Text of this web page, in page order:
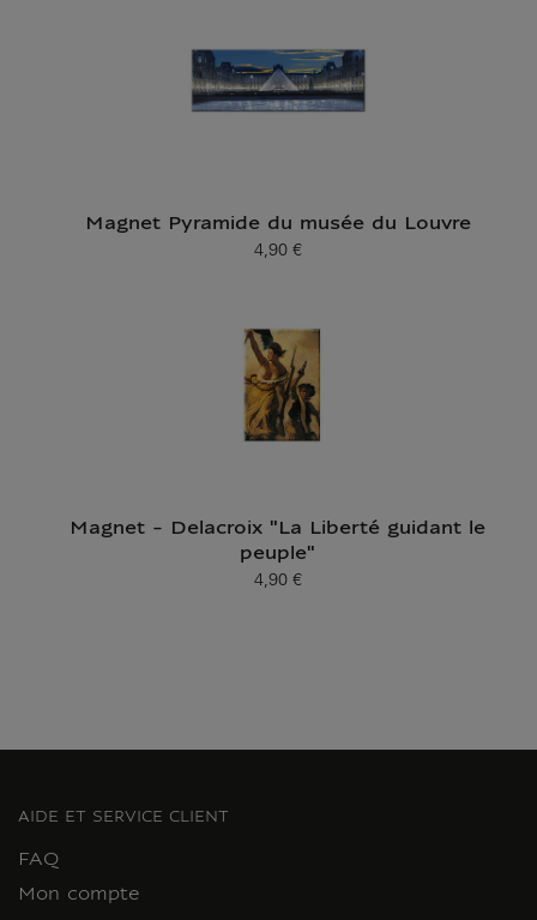
Magnet Pyramide du musée du Louvre
Prix ​​actuel
4,90 €
Magnet - Delacroix "La Liberté guidant le
peuple"
Prix ​​actuel
4,90 €
AIDE ET SERVICE CLIENT
FAQ
Mon compte